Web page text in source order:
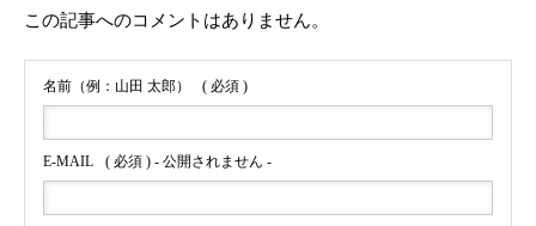
この記事へのコメントはありません。
名前（例：山田 太郎） ( 必須 )
E-MAIL ( 必須 ) - 公開されません -